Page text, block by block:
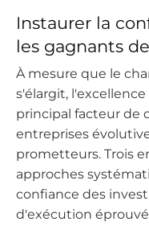
Instaurer la
les gagnants
À mesure que le
s'élargit,
principal facteur de
entreprises
prometteurs. Trois
approches
confiance des
d'exécution